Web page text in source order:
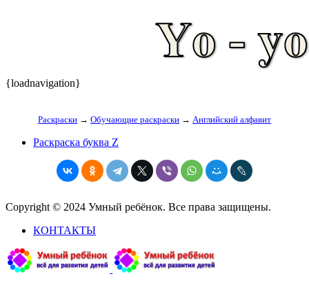
{loadnavigation}
Раскраски → Обучающие раскраски → Английский алфавит
Раскраска буква Z
Copyright © 2024 Умный ребёнок. Все права защищены.
КОНТАКТЫ